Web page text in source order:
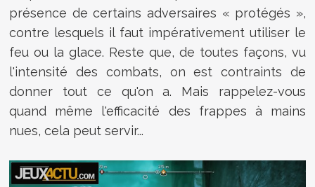
présence de certains adversaires « protégés »,
contre lesquels il faut impérativement utiliser le
feu ou la glace. Reste que, de toutes façons, vu
l'intensité des combats, on est contraints de
donner tout ce qu'on a. Mais rappelez-vous
quand même l'efficacité des frappes à mains
nues, cela peut servir...